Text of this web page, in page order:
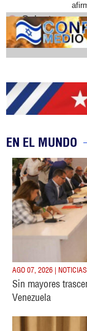
Cobertura
EN EL MUNDO
AGO 07, 2026 | NOTICIAS
Sin mayores
Venezuela